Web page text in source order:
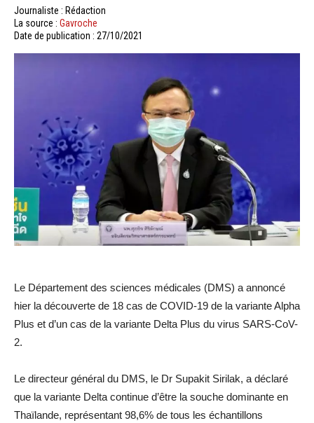
Journaliste : Rédaction
La source : Gavroche
Date de publication : 27/10/2021
Le Département des sciences médicales (DMS) a annoncé
hier la découverte de 18 cas de COVID-19 de la variante Alpha
Plus et d’un cas de la variante Delta Plus du virus SARS-CoV-
2.
Le directeur général du DMS, le Dr Supakit Sirilak, a déclaré
que la variante Delta continue d’être la souche dominante en
Thaïlande, représentant 98,6% de tous les échantillons